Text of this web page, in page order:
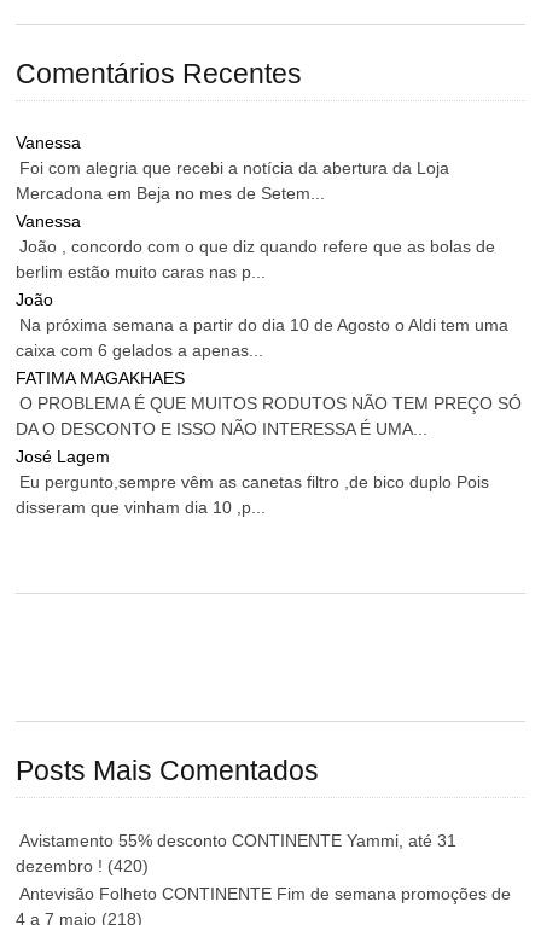
Comentários Recentes
Vanessa
Foi com alegria que recebi a notícia da abertura da Loja
Mercadona em Beja no mes de Setem...
Vanessa
João , concordo com o que diz quando refere que as bolas de
berlim estão muito caras nas p...
João
Na próxima semana a partir do dia 10 de Agosto o Aldi tem uma
caixa com 6 gelados a apenas...
FATIMA MAGAKHAES
O PROBLEMA É QUE MUITOS RODUTOS NÃO TEM PREÇO SÓ
DA O DESCONTO E ISSO NÃO INTERESSA É UMA...
José Lagem
Eu pergunto,sempre vêm as canetas filtro ,de bico duplo Pois
disseram que vinham dia 10 ,p...
Posts Mais Comentados
Avistamento 55% desconto CONTINENTE Yammi, até 31
dezembro ! (420)
Antevisão Folheto CONTINENTE Fim de semana promoções de
4 a 7 maio (218)